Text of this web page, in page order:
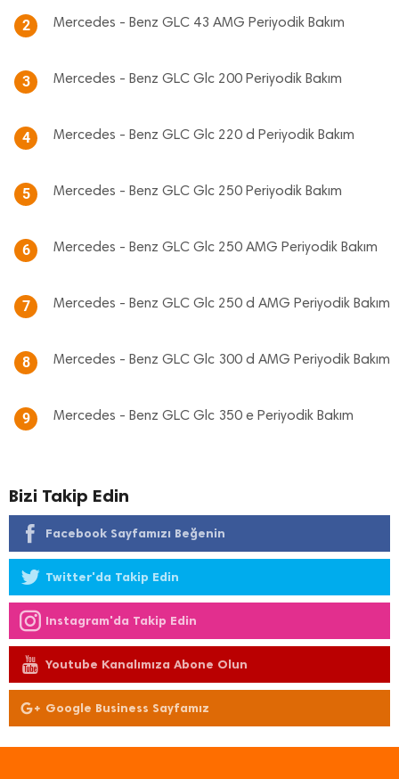
2 Mercedes - Benz GLC 43 AMG Periyodik Bakım
3 Mercedes - Benz GLC Glc 200 Periyodik Bakım
4 Mercedes - Benz GLC Glc 220 d Periyodik Bakım
5 Mercedes - Benz GLC Glc 250 Periyodik Bakım
6 Mercedes - Benz GLC Glc 250 AMG Periyodik Bakım
7 Mercedes - Benz GLC Glc 250 d AMG Periyodik Bakım
8 Mercedes - Benz GLC Glc 300 d AMG Periyodik Bakım
9 Mercedes - Benz GLC Glc 350 e Periyodik Bakım
Bizi Takip Edin
Facebook Sayfamızı Beğenin
Twitter'da Takip Edin
Instagram'da Takip Edin
Youtube Kanalımıza Abone Olun
Google Business Sayfamız